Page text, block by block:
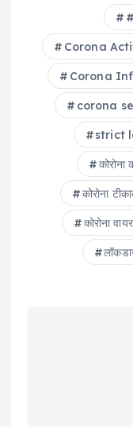
Corona
Corona
corona
strict
कोरोना
कोरोना
कोरोना